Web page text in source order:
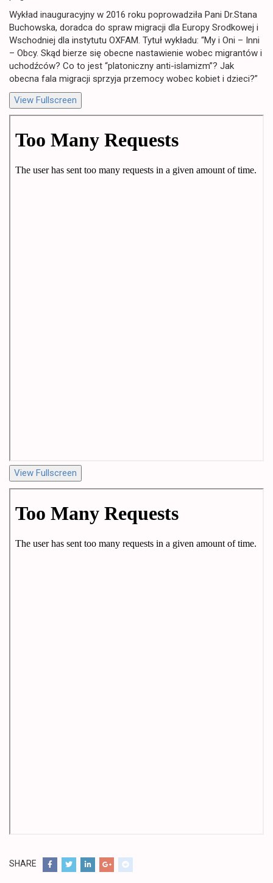
Wykład inauguracyjny w 2016 roku poprowadziła Pani Dr.Stana
Buchowska, doradca do spraw migracji dla Europy Srodkowej i
Wschodniej dla instytutu OXFAM. Tytuł wykładu: “My i Oni – Inni
– Obcy. Skąd bierze się obecne nastawienie wobec migrantów i
uchodźców? Co to jest “platoniczny anti-islamizm”? Jak
obecna fala migracji sprzyja przemocy wobec kobiet i dzieci?”
View Fullscreen
View Fullscreen
SHARE